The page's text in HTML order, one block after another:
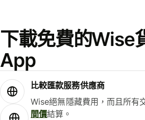
下載免費的Wise
App
比較匯款服務供應商
Wise絕無隱藏費用，而且所有
間價結算。